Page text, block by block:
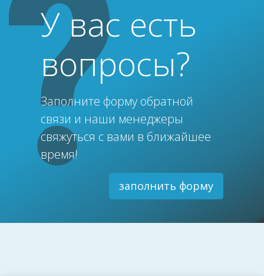
У вас есть
вопросы?
Заполните форму обратной
связи и наши менеджеры
свяжуться с вами в ближайшее
время!
заполнить форму